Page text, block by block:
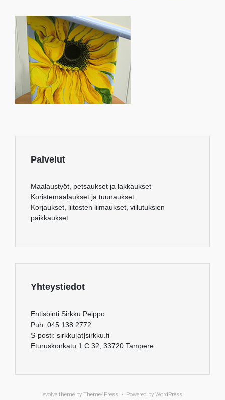
Palvelut
Maalaustyöt, petsaukset ja lakkaukset
Koristemaalaukset ja tuunaukset
Korjaukset, liitosten liimaukset, viilutuksien
paikkaukset
Yhteystiedot
Entisöinti Sirkku Peippo
Puh. 045 138 2772
S-posti: sirkku[at]sirkku.fi
Eturuskonkatu 1 C 32, 33720 Tampere
evolve theme by Theme4Press • Powered by WordPress